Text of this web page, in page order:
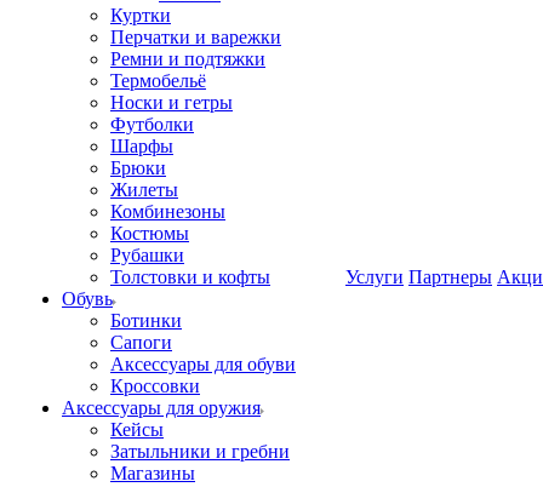
Куртки
Перчатки и варежки
Ремни и подтяжки
Термобельё
Носки и гетры
Футболки
Шарфы
Брюки
Жилеты
Комбинезоны
Костюмы
Рубашки
Толстовки и кофты
Обувь
Ботинки
Сапоги
Аксессуары для обуви
Кроссовки
Аксессуары для оружия
Кейсы
Затыльники и гребни
Магазины
Услуги Партнеры